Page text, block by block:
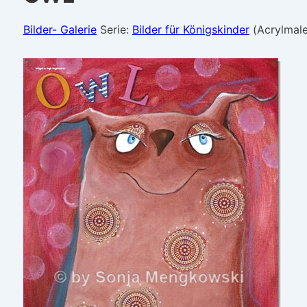
Bilder- Galerie Serie: Bilder für Königskinder